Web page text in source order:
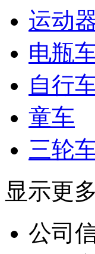
运动
电瓶
自行
童车
三轮
显示更多
公司